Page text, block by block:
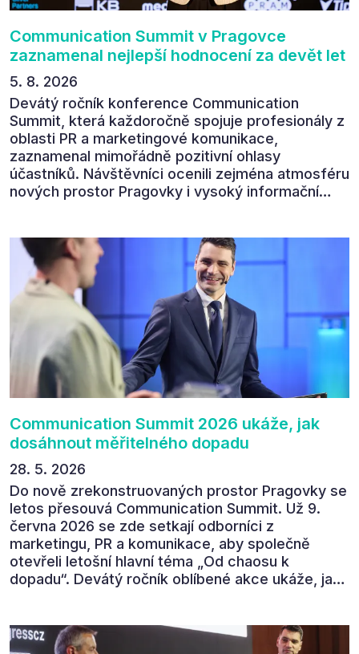
Communication Summit v Pragovce
zaznamenal nejlepší hodnocení za devět let
5. 8. 2026
Devátý ročník konference Communication
Summit, která každoročně spojuje profesionály z
oblasti PR a marketingové komunikace,
zaznamenal mimořádně pozitivní ohlasy
účastníků. Návštěvníci ocenili zejména atmosféru
nových prostor Pragovky i vysoký informační
zúčastnit i příštího ročníku. „Příjemná konference,
výborný program, hezké prostory, Daniel Stach
absolutně nejlepší moderátor!!!“ Tak shrnul
Communication Summit jeden z 330 účastníků ve
své zpětné vazbě. Ta potvrdila, co bylo slyšet i
cítit po celý 9. červen v Pragovce – že ročník s
tématem „Od chaosu k dopadu“ se skutečně
povedl.
Communication Summit 2026 ukáže, jak
dosáhnout měřitelného dopadu
28. 5. 2026
Do nově zrekonstruovaných prostor Pragovky se
letos přesouvá Communication Summit. Už 9.
června 2026 se zde setkají odborníci z
marketingu, PR a komunikace, aby společně
otevřeli letošní hlavní téma „Od chaosu k
dopadu“. Devátý ročník oblíbené akce ukáže, jak